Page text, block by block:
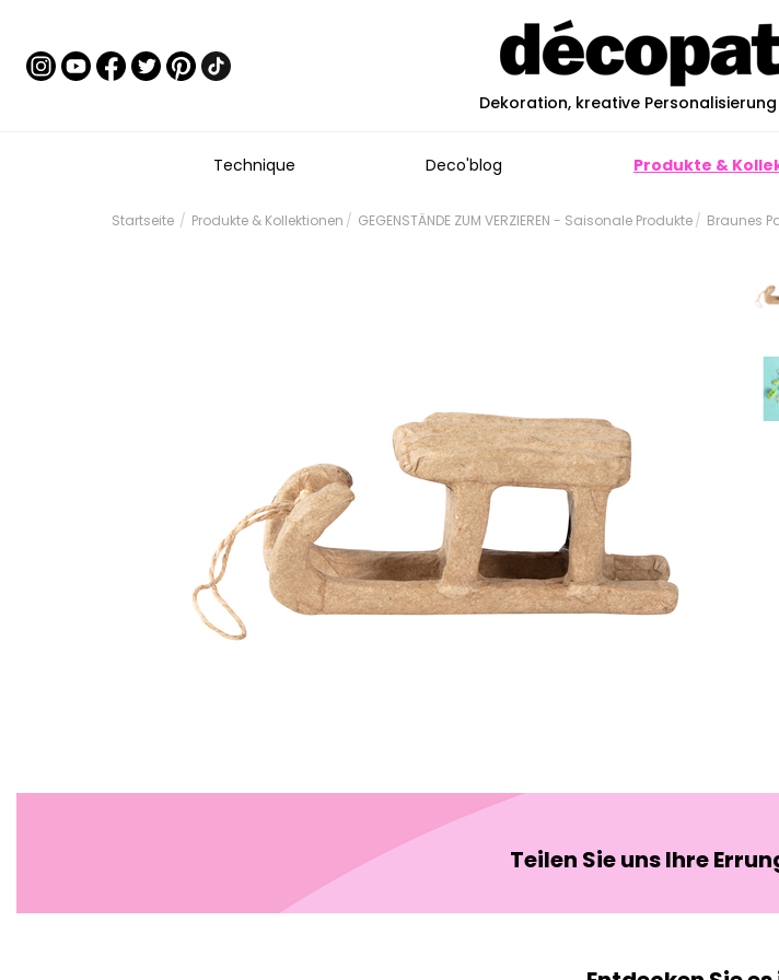
Dekoration, kreative
Technique Deco'blog Produkte &
Startseite Produkte & Kollektionen GEGENSTÄNDE ZUM VERZIEREN - Saisonale Produkte Braunes
Teilen Sie uns Ihre